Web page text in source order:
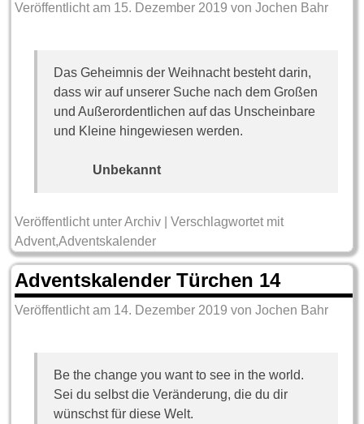
Veröffentlicht am 15. Dezember 2019 vonJochen Bahr
Das Geheimnis der Weihnacht besteht darin,
dass wir auf unserer Suche nach dem Großen
und Außerordentlichen auf das Unscheinbare
und Kleine hingewiesen werden.
Unbekannt
Veröffentlicht unter Archiv |Verschlagwortet mit
Advent,Adventskalender
Adventskalender Türchen 14
Veröffentlicht am 14. Dezember 2019 vonJochen Bahr
Be the change you want to see in the world.
Sei du selbst die Veränderung, die du dir
wünschst für diese Welt.